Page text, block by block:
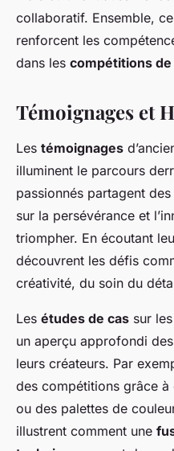
collaboratif. Ensemble,
renforcent les
dans les compétitions
Témoignages et
Les témoignages
illuminent le parcours
passionnés partagent
sur la persévérance et
triompher. En écoutant
découvrent les défis
créativité, du soin du
Les études de cas sur
un aperçu approfondi
leurs créateurs. Par
des compétitions grâce à
ou des palettes de
illustrent comment une